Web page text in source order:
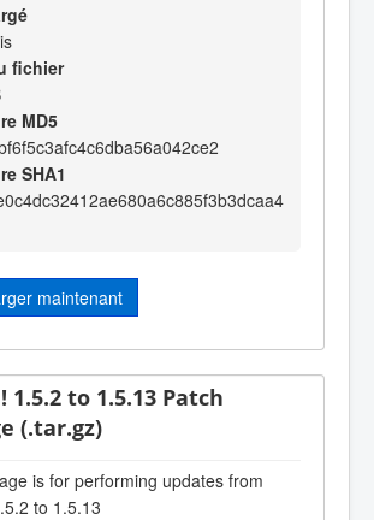
fichier
MD5
SHA1
maintenant
1.5.2 to 1.5.13 Patch
(.tar.gz)
is for performing updates from
to 1.5.13